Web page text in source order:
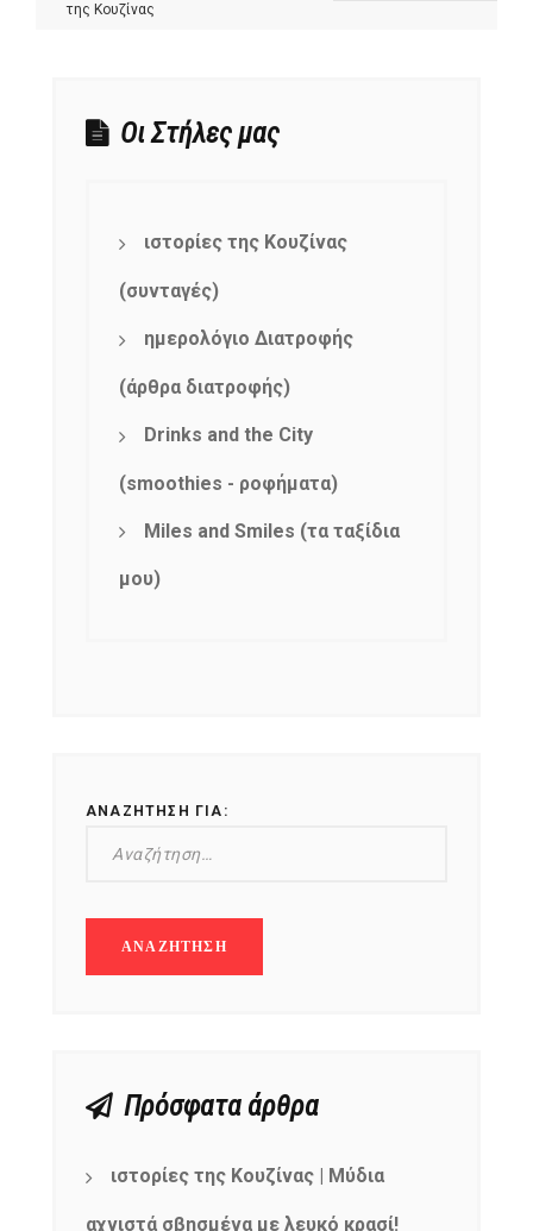
της Κουζίνας
Οι Στήλες μας
ιστορίες της Κουζίνας
(συνταγές)
ημερολόγιο Διατροφής
(άρθρα διατροφής)
Drinks and the City
(smoothies - ροφήματα)
Miles and Smiles (τα ταξίδια
μου)
ΑΝΑΖΉΤΗΣΗ ΓΙΑ:
Πρόσφατα άρθρα
ιστορίες της Κουζίνας | Μύδια
αχνιστά σβησμένα με λευκό κρασί!